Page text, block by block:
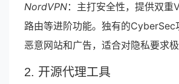
NordVPN：主打安全性，提供双重
路由等进阶功能。独有的CyberSec
恶意网站和广告，适合对隐私要求极
2. 开源代理工具